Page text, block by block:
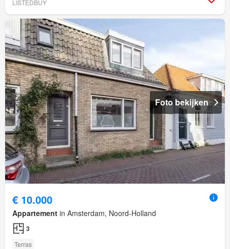
LISTEDBUY
Foto bekijken
€ 10.000
Appartement in Amsterdam, Noord-Holland
3
Terras